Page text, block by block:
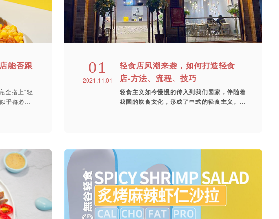
能否跟
全搭上“轻
乎都必
01
2021.11.01
轻食店风潮来袭，如何打造轻食
店-方法、流程、技巧
轻食主义如今慢慢的传入到我们国家，伴随着
我国的饮食文化，形成了中式的轻食主义。那